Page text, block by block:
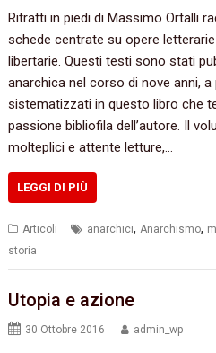
Ritratti in piedi di Massimo Ortalli
schede centrate su opere
libertarie. Questi testi sono stati
anarchica nel corso di nove anni, a
sistematizzati in questo libro che
passione bibliofila dell’autore. Il
molteplici e attente letture,…
LEGGI DI PIÙ
Articoli anarchici,Anarchismo,
storia
Utopia e azione
30 Ottobre 2016 admin_wp